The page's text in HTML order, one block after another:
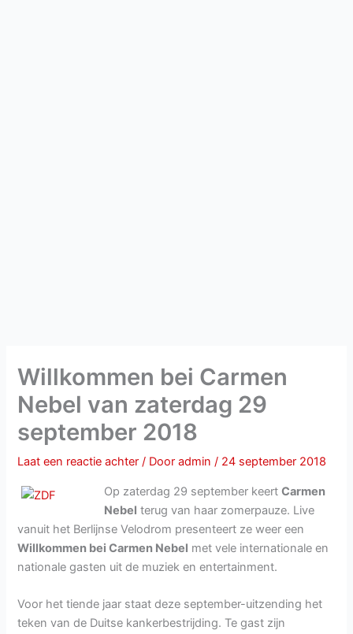
Willkommen bei Carmen
Nebel van zaterdag 29
september 2018
Laat een reactie achter / Dooradmin/ 24 september 2018
Op zaterdag 29 september keertCarmen
Nebel terug van haar zomerpauze. Live
vanuit het Berlijnse Velodrom presenteert ze weer een
Willkommen bei Carmen Nebel met vele internationale en
nationale gasten uit de muziek en entertainment.
Voor het tiende jaar staat deze september-uitzending het
teken van de Duitse kankerbestrijding. Te gast zijn